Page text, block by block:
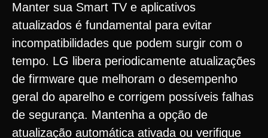
Manter sua Smart TV e aplicativos
atualizados é fundamental para evitar
incompatibilidades que podem surgir com o
tempo. LG libera periodicamente atualizações
de firmware que melhoram o desempenho
geral do aparelho e corrigem possíveis falhas
de segurança. Mantenha a opção de
atualização automática ativada ou verifique